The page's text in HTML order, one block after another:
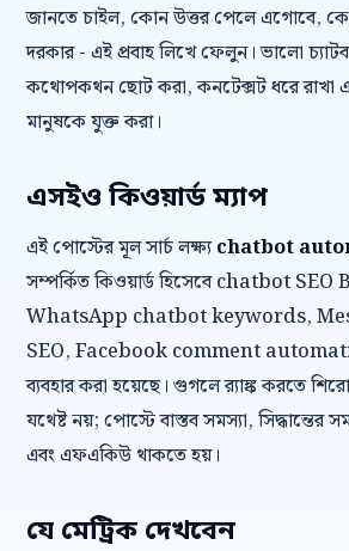
জানতে চাইল, কোন উত্তর পেলে এগোবে,
দরকার - এই প্রবাহ লিখে ফেলুন। ভালো
কথোপকথন ছোট করা, কনটেক্সট ধরে রাখা
মানুষকে যুক্ত করা।
এসইও কিওয়ার্ড ম্যাপ
এই পোস্টের মূল সার্চ লক্ষ্যchatbot
সম্পর্কিত কিওয়ার্ড হিসেবে chatbot
WhatsApp chatbot keywords,
SEO, Facebook comment
ব্যবহার করা হয়েছে। গুগলে র‍্যাঙ্ক করতে
যথেষ্ট নয়; পোস্টে বাস্তব সমস্যা, সিদ্ধান্তের
এবং এফএকিউ থাকতে হয়।
যে মেট্রিক দেখবেন